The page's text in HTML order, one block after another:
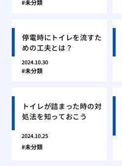
未分類
停電時にトイレを流すた
めの工夫とは？
2024.10.30
未分類
トイレが詰まった時の対
処法を知っておこう
2024.10.25
未分類